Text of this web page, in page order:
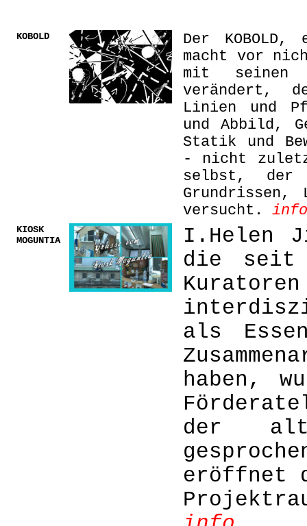
KOBOLD
Der
macht vor
mit seinen
verändert,
Linien und
und Abbild,
Statik und
- nicht
selbst, der
versucht. info
KIOSK
MOGUNTIA
I.Helen
die seit
als
haben,
der
eröffnet